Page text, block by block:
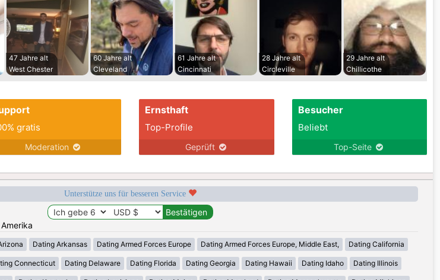
47 Jahre alt
West Chester
60 Jahre alt
Cleveland
61 Jahre alt
Cincinnati
28 Jahre alt
Circleville
29 Jahre alt
Chillicothe
gratis
Moderation
Ernsthaft
Top-Profile
Geprüft
Besucher
Beliebt
Top-Seite
Unterstütze uns für besseren Service
Dating Arkansas Dating Armed Forces Europe Dating Armed Forces Europe, Middle East, Dating California
Connecticut Dating Delaware Dating Florida Dating Georgia Dating Hawaii Dating Idaho Dating Illinois